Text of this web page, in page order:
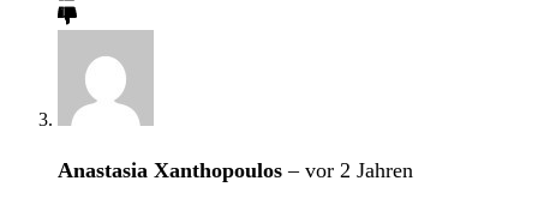
Anastasia Xanthopoulos– vor 2 Jahren